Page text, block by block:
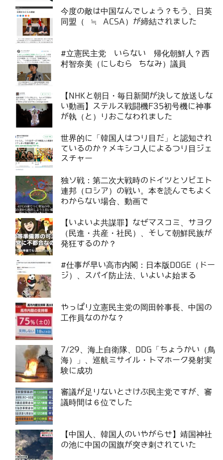
今度の敵は中国なんでしょう？もう、日英
同盟（ ≒ ACSA）が締結されました
#立憲民主党 いらない 帰化朝鮮人？西
村智奈美（にしむら ちなみ）議員
【NHKと朝日・毎日新聞が決して放送しな
い動画】ステルス戦闘機F35初号機に神事
が執（と）りおこなわれました
世界的に「韓国人はつり目だ」と認知され
ているのか？メキシコ人によるつり目ジェ
スチャー
独ソ戦：第二次大戦時のドイツとソビエト
連邦（ロシア）の戦い。本を読んでもよく
わからない場合、動画で
【いよいよ共謀罪】なぜマスコミ、サヨク
（民進・共産・社民）、そして朝鮮民族が
発狂するのか？
#仕事が早い高市内閣：日本版DOGE（ドー
ジ）、スパイ防止法、いよいよ始まる
やっぱり立憲民主党の岡田幹事長、中国の
工作員なのかな？
7/29、海上自衛隊、DDG「ちょうかい（鳥
海）」、巡航ミサイル・トマホーク発射実
験に成功
審議が足りないとさけぶ民主党ですが、審
議時間は６位でした
【中国人、韓国人のいやがらせ】靖国神社
の池に中国の国旗が突き刺されていた